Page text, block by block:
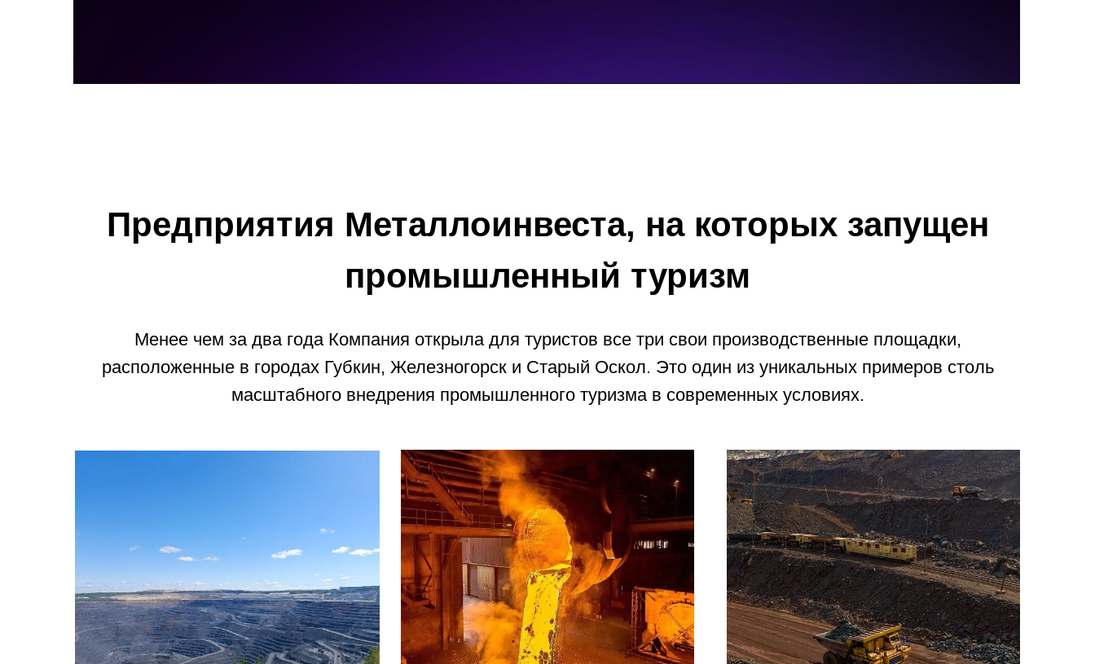
Предприятия Металлоинвеста, на которых запущен
промышленный туризм
Менее чем за два года Компания открыла для туристов все три свои производственные площадки,
расположенные в городах Губкин, Железногорск и Старый Оскол. Это один из уникальных примеров столь
масштабного внедрения промышленного туризма в современных условиях.